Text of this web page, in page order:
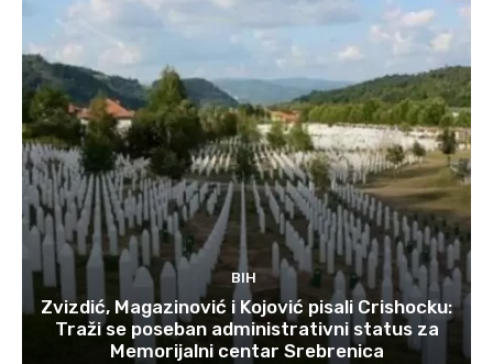
BIH
Zvizdić, Magazinović i Kojović pisali Crishocku:
Traži se poseban administrativni status za
Memorijalni centar Srebrenica